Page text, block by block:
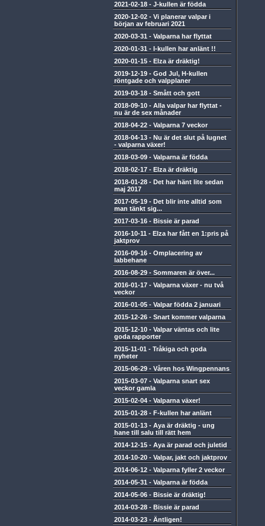
2021-02-18 - J-kullen är födda
2020-12-02 - Vi planerar valpar i
början av februari 2021
2020-03-31 - Valparna har flyttat
2020-01-31 - I-kullen har anlänt !!
2020-01-15 - Elza är dräktig!
2019-12-19 - God Jul, H-kullen
röntgade och valpplaner
2019-03-18 - Smått och gott
2018-09-10 - Alla valpar har flyttat -
nu är de sex månader
2018-04-22 - Valparna 7 veckor
2018-04-13 - Nu är det slut på lugnet
- valparna växer!
2018-03-09 - Valparna är födda
2018-02-17 - Elza är dräktig
2018-01-28 - Det har hänt lite sedan
maj 2017
2017-05-19 - Det blir inte alltid som
man tänkt sig...
2017-03-16 - Bissie är parad
2016-10-11 - Elza har fått en 1:pris på
jaktprov
2016-09-16 - Omplacering av
labbehane
2016-08-29 - Sommaren är över...
2016-01-17 - Valparna växer - nu två
veckor
2016-01-05 - Valpar födda 2 januari
2015-12-26 - Snart kommer valparna
2015-12-10 - Valpar väntas och lite
goda rapporter
2015-11-01 - Tråkiga och goda
nyheter
2015-06-29 - Våren hos Wingpennans
2015-03-07 - Valparna snart sex
veckor gamla
2015-02-04 - Valparna växer!
2015-01-28 - F-kullen har anlänt
2015-01-13 - Aya är dräktig - ung
hane till salu till rätt hem
2014-12-15 - Aya är parad och juletid
2014-10-20 - Valpar, jakt och jaktprov
2014-06-12 - Valparna fyller 2 veckor
2014-05-31 - Valparna är födda
2014-05-06 - Bissie är dräktig!
2014-03-28 - Bissie är parad
2014-03-23 - Äntligen!